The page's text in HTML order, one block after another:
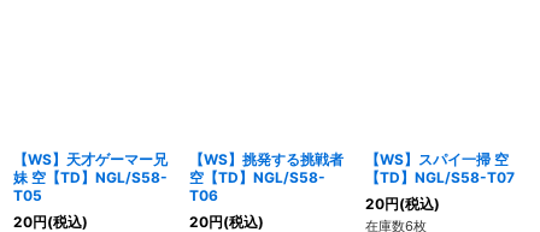
【WS】天才ゲーマー兄
妹 空【TD】NGL/S58-
T05
20円(税込)
【WS】挑発する挑戦者
空【TD】NGL/S58-
T06
20円(税込)
【WS】スパイ一掃 空
【TD】NGL/S58-T07
20円(税込)
在庫数6枚